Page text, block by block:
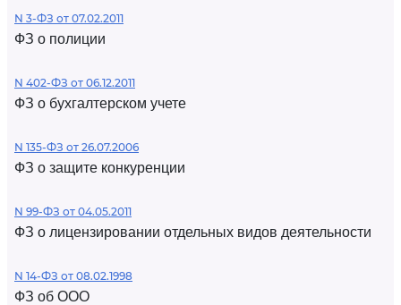
N 3-ФЗ от 07.02.2011
ФЗ о полиции
N 402-ФЗ от 06.12.2011
ФЗ о бухгалтерском учете
N 135-ФЗ от 26.07.2006
ФЗ о защите конкуренции
N 99-ФЗ от 04.05.2011
ФЗ о лицензировании отдельных видов деятельности
N 14-ФЗ от 08.02.1998
ФЗ об ООО